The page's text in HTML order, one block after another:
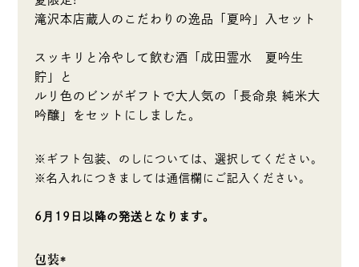
滝沢本店蔵人のこだわりの逸品「夏吟」入セット
スッキリと冷やして飲む酒「成田霊水 夏吟生
貯」と
ルリ色のビンがギフトで大人気の「長命泉 純米大
吟醸」をセットにしました。
※ギフト包装、のしについては、選択してください。
※名入れにつきましては通信欄にご記入ください。
6月19日以降の発送となります。
包装